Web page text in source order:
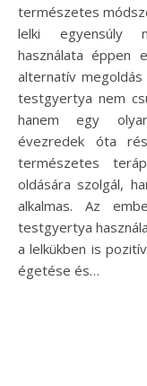
természetes
lelki egyensúly
használata éppen
alternatív
testgyertya nem
hanem egy
évezredek óta
természetes
oldására szolgál,
alkalmas. Az
testgyertya
a lelkükben is
égetése és…